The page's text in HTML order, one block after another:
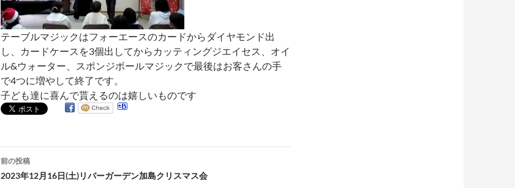
テーブルマジックはフォーエースのカードからダイヤモンド出
し、カードケースを3個出してからカッティングジエイセス、オイ
ル&ウォーター、スポンジボールマジックで最後はお客さんの手
で4つに増やして終了です。
子ども達に喜んで貰えるのは嬉しいものです
投
稿
前の投稿
2023年12月16日(土)リバーガーデン加島クリスマス会